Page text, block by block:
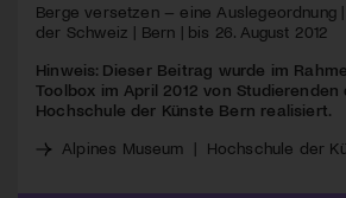
Berge versetzen – eine Auslegeordnung
der Schweiz | Bern | bis 26. August 2012
Hinweis: Dieser Beitrag wurde im
Toolbox im April 2012 von Studierenden
Hochschule der Künste Bern realisiert.
Alpines Museum | Hochschule der